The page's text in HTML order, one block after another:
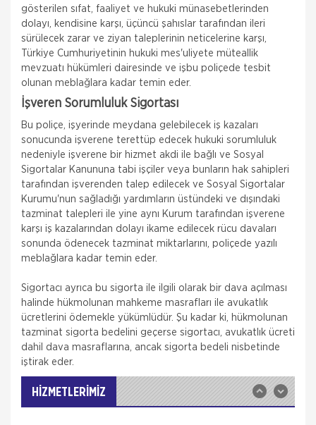
gösterilen sıfat, faaliyet ve hukuki münasebetlerinden
dolayı, kendisine karşı, üçüncü şahıslar tarafından ileri
sürülecek zarar ve ziyan taleplerinin neticelerine karşı,
Türkiye Cumhuriyetinin hukuki mes'uliyete müteallik
mevzuatı hükümleri dairesinde ve işbu poliçede tesbit
olunan meblağlara kadar temin eder.
İşveren Sorumluluk Sigortası
Bu poliçe, işyerinde meydana gelebilecek iş kazaları
sonucunda işverene terettüp edecek hukuki sorumluluk
nedeniyle işverene bir hizmet akdi ile bağlı ve Sosyal
Sigortalar Kanununa tabi işçiler veya bunların hak sahipleri
tarafından işverenden talep edilecek ve Sosyal Sigortalar
Kurumu'nun sağladığı yardımların üstündeki ve dışındaki
tazminat talepleri ile yine aynı Kurum tarafından işverene
karşı iş kazalarından dolayı ikame edilecek rücu davaları
sonunda ödenecek tazminat miktarlarını, poliçede yazılı
meblağlara kadar temin eder.
Sigortacı ayrıca bu sigorta ile ilgili olarak bir dava açılması
halinde hükmolunan mahkeme masrafları ile avukatlık
ücretlerini ödemekle yükümlüdür. Şu kadar ki, hükmolunan
tazminat sigorta bedelini geçerse sigortacı, avukatlık ücreti
dahil dava masraflarına, ancak sigorta bedeli nisbetinde
iştirak eder.
HİZMETLERİMİZ
Zorunlu Deprem Sigortası
Zorunlu Deprem Sigortası depremin, deprem
sonucu yangın, infilak, tsunami ve yer kaymasının
sigortalı binalarda neden olacağı hasarlara karşı
güvence sağlar. Teminatı Doğal Afetler
Aksigorta
İş Yeri Sigortası
İş yeri Paket Sigortası siz iş yeri sahipleri
düşünülerek mümkün olan tüm riskleri en ekonomik